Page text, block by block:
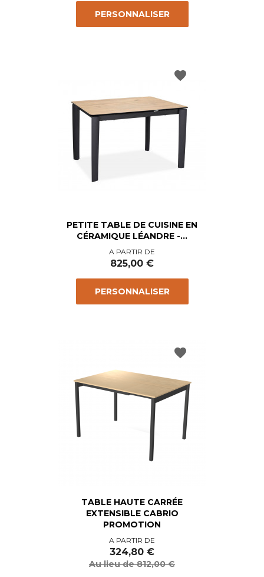
PERSONNALISER
PETITE TABLE DE CUISINE EN
CÉRAMIQUE LÉANDRE -...
Prix
A PARTIR DE
825,00 €
PERSONNALISER
favorite
TABLE HAUTE CARRÉE
EXTENSIBLE CABRIO
PROMOTION
Prix
de
base
Prix
A PARTIR DE
324,80 €
Au lieu de 812,00 €
favorite